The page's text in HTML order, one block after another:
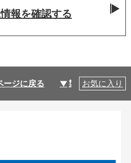
報を確認する
ージに戻る 製品仕様
お気に入り